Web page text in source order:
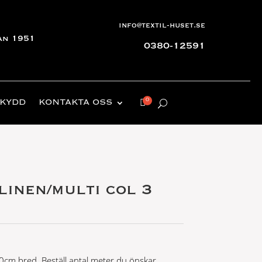
1951
info@textil-huset.se
0380-12591
KONTAKTA OSS
linen/multi col 3